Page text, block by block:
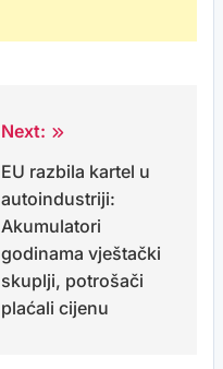
Next:
EU razbila kartel u
autoindustriji:
Akumulatori
godinama vještački
skuplji, potrošači
plaćali cijenu